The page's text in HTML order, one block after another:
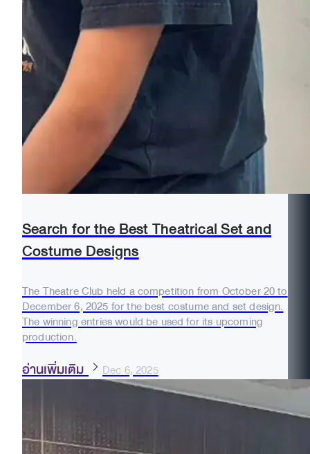
Search for the Best Theatrical Set and
Costume Designs
The Theatre Club held a competition from October 20 to
December 6, 2025 for the best costume and set design.
The winning entries would be used for its upcoming
production.
อ่านเพิ่มเติม Dec 6, 2025